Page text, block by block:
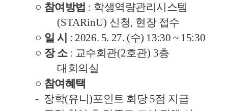
○ 참여방법 : 학생역량관리시스템
(STARinU) 신청, 현장 접수
○ 일 시 : 2026. 5. 27. (수) 13:30 ~ 15:30
○ 장 소 : 교수회관(2호관) 3층
대회의실
○ 참여혜택
- 장학(유니)포인트 회당 5점 지급